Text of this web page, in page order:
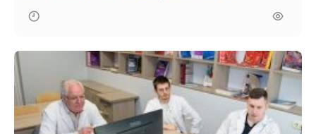
маломобильных групп населения